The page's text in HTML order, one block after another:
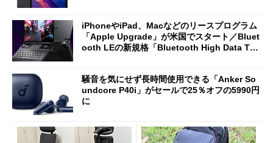
iPhoneやiPad、Macなどのリースプログラム
「Apple Upgrade」が米国でスタート／Bluet
ooth LEの新規格「Bluetooth High Data Thr
騒音を気にせず長時間使用できる「Anker So
undcore P40i」がセールで25％オフの5990円
に